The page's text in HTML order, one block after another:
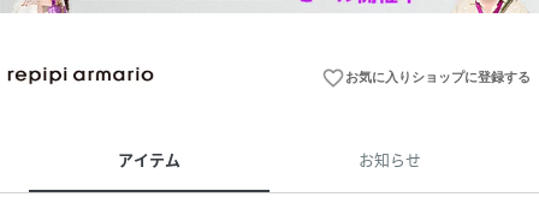
favorite_borderお気に入りショップに登録する
アイテム お知らせ